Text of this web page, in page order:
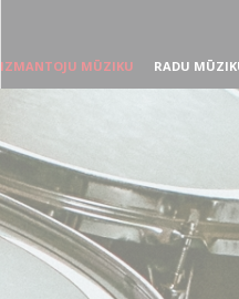
IZMANTOJU MŪZIKU RADU